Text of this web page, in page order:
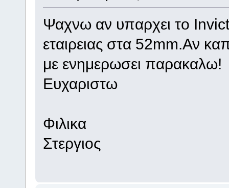
Ψαχνω αν υπαρχει το
εταιρειας στα 52mm.Αν
με ενημερωσει παρακαλω!
Ευχαριστω
Φιλικα
Στεργιος